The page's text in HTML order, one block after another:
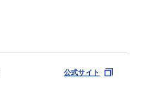
公式サイト